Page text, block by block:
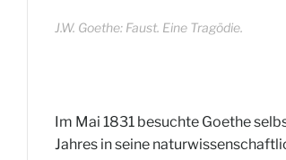
J.W. Goethe: Faust. Eine Tragödie.
Im Mai 1831 besuchte Goethe
Jahres in seine